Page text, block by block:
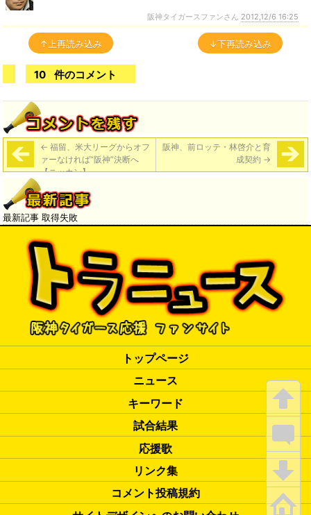
阪神タイガースファンさん 2012,12/6 16:25
↑上再読み込み ↓下再読み込み
10 件のコメント
← 福留、米大リーグからオフ
ァーなければ“阪神”決断へ
【ニッカン】
阪神、前ロッテ・林啓介と育
成契約 →
最新記事 取得失敗
トップページ
ニュース
キーワード
試合結果
応援歌
リンク集
コメント投稿規約